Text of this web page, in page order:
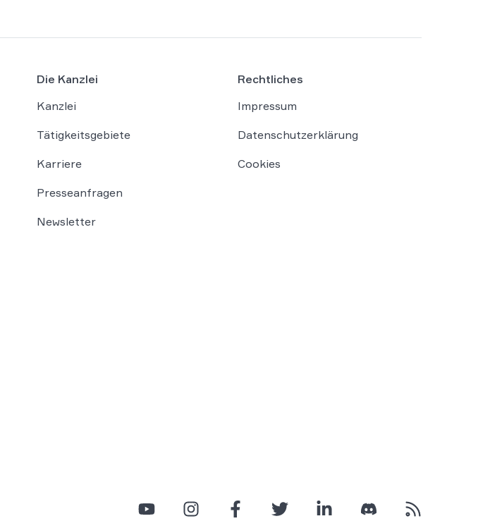
Die Kanzlei
Kanzlei
Tätigkeitsgebiete
Karriere
Presseanfragen
Newsletter
Rechtliches
Impressum
Datenschutzerklärung
Cookies